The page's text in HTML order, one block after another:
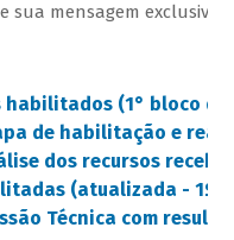
sua mensagem
(1° bloco de
de habilitação e
dos recursos
(atualizada - 1º
Técnica com